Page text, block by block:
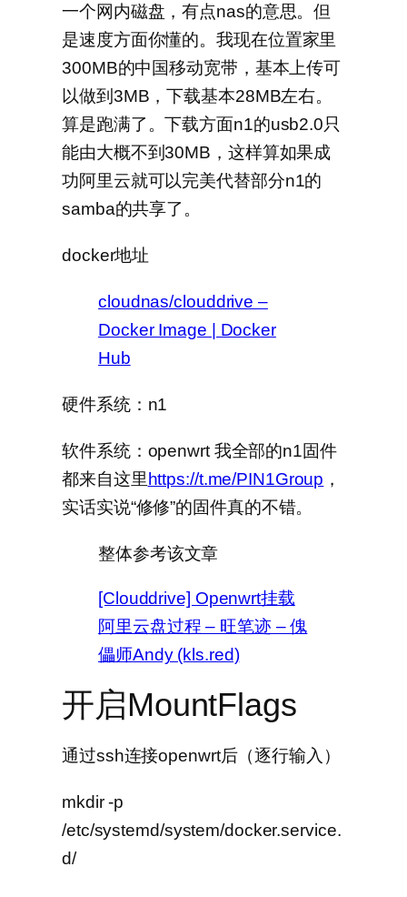
一个网内磁盘，有点nas的意思。但
是速度方面你懂的。我现在位置家里
300MB的中国移动宽带，基本上传可
以做到3MB，下载基本28MB左右。
算是跑满了。下载方面n1的usb2.0只
能由大概不到30MB，这样算如果成
功阿里云就可以完美代替部分n1的
samba的共享了。
docker地址
cloudnas/clouddrive –
Docker Image | Docker
Hub
硬件系统：n1
软件系统：openwrt 我全部的n1固件
都来自这里https://t.me/PIN1Group ，
实话实说“修修”的固件真的不错。
整体参考该文章
[Clouddrive] Openwrt挂载
阿里云盘过程 – 旺笔迹 – 傀
儡师Andy (kls.red)
开启MountFlags
通过ssh连接openwrt后（逐行输入）
mkdir -p
/etc/systemd/system/docker.service.
d/